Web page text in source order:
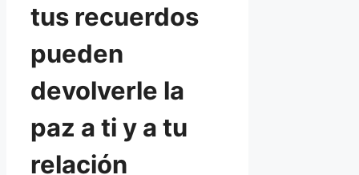
tus recuerdos
pueden
devolverle la
paz a ti y a tu
relación